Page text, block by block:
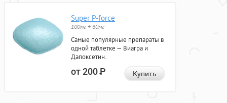
Super P-force
100мг + 60мг
Самые популярные препараты в
одной таблетке — Виагра и
Дапоксетин.
от 200Р Купить